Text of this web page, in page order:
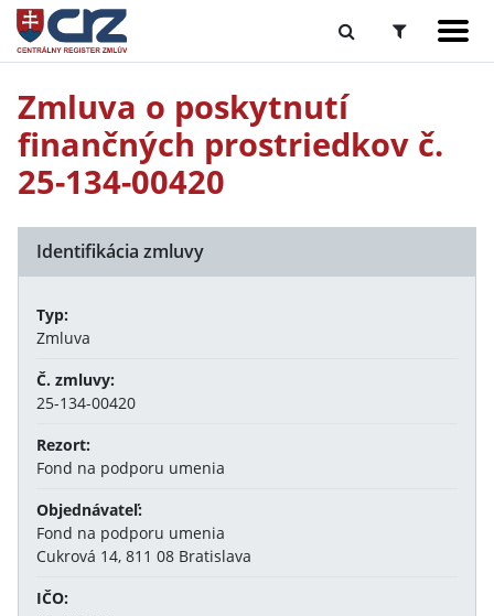
Zmluva o poskytnutí
finančných prostriedkov č.
25-134-00420
Identifikácia zmluvy
Typ:
Zmluva
Č. zmluvy:
25-134-00420
Rezort:
Fond na podporu umenia
Objednávateľ:
Fond na podporu umenia
Cukrová 14, 811 08 Bratislava
IČO: